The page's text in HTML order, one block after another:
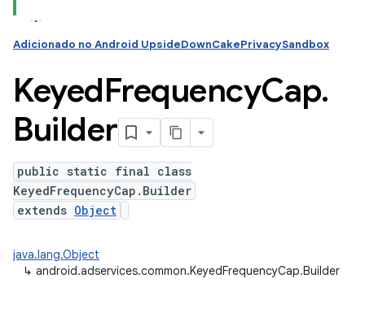
Adicionado no Android UpsideDownCakePrivacySandbox
KeyedFrequencyCap.
Builder
public static final class
KeyedFrequencyCap.Builder
extends Object
java.lang.Object
↳ android.adservices.common.KeyedFrequencyCap.Builder